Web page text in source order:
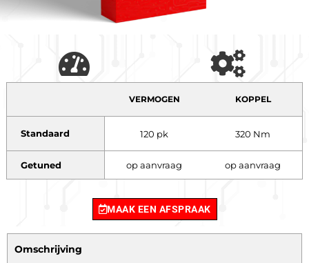
VERMOGEN KOPPEL
Standaard 120 pk 320 Nm
Getuned op aanvraag op aanvraag
MAAK EEN AFSPRAAK
Omschrijving